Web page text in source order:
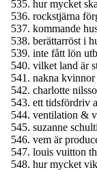
hur mycket
rockstjärna
kommande
berättarröst i
inte fått lön
vilket land är
nakna
charlotte
ett tidsfördriv
ventilation &
suzanne
vem är
louis vuitton
hur mycket